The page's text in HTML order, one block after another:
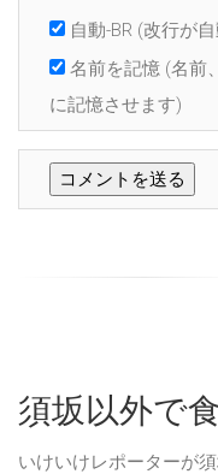
自動-BR (改行が
名前を記憶 (名前
に記憶させます)
須坂以外で
いけいけレポーターが